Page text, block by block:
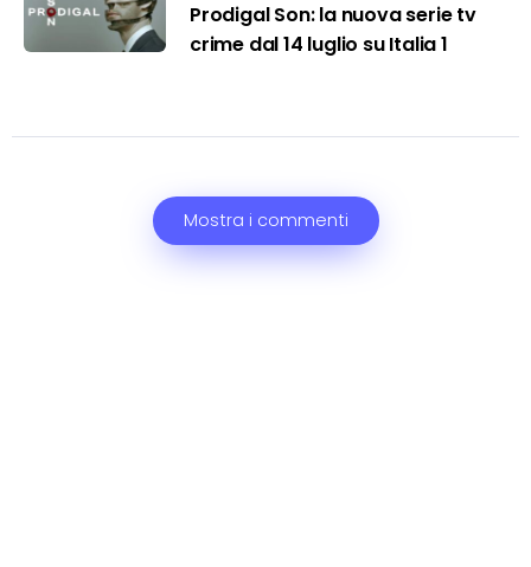
Prodigal Son: la nuova serie tv
crime dal 14 luglio su Italia 1
Mostra i commenti